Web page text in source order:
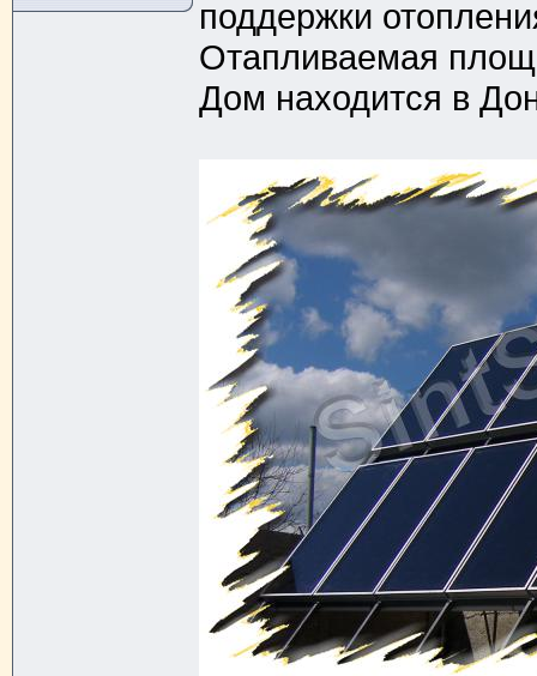
поддержки
Отапливаемая
Дом находится в